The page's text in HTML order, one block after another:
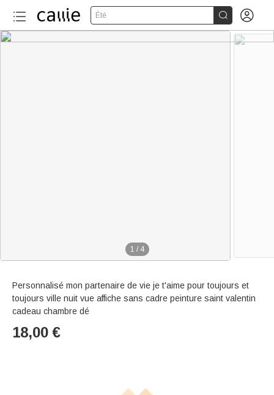
Été  
1 / 4
Personnalisé mon partenaire de vie je t'aime pour toujours et
toujours ville nuit vue affiche sans cadre peinture saint valentin
cadeau chambre dé
18,00 €